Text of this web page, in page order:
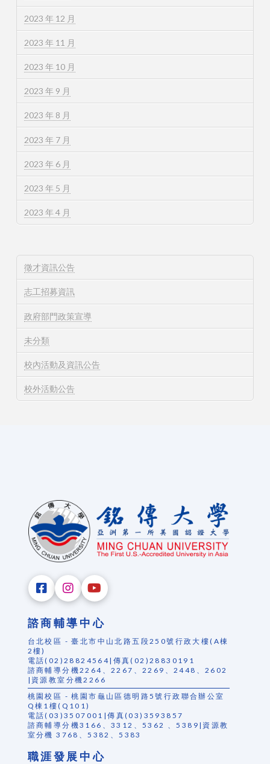
2023 年 12 月
2023 年 11 月
2023 年 10 月
2023 年 9 月
2023 年 8 月
2023 年 7 月
2023 年 6 月
2023 年 5 月
2023 年 4 月
徵才資訊公告
志工招募資訊
政府部門政策宣導
未分類
校內活動及資訊公告
校外活動公告
諮商輔導中心
台北校區 - 臺北市中山北路五段250號行政大樓(A棟
2樓)
電話(02)28824564|傳真(02)28830191
諮商輔導分機2264、2267、2269、2448、2602
|資源教室分機2266
桃園校區 - 桃園市龜山區德明路5號行政聯合辦公室
Q棟1樓(Q101)
電話(03)3507001|傳真(03)3593857
諮商輔導分機3166、3312、5362 、5389|資源教
室分機 3768、5382、5383
職涯發展中心